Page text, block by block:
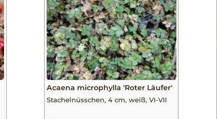
Acaena microphylla 'Roter Läufer'
Stachelnüsschen, 4 cm, weiß, VI-VII